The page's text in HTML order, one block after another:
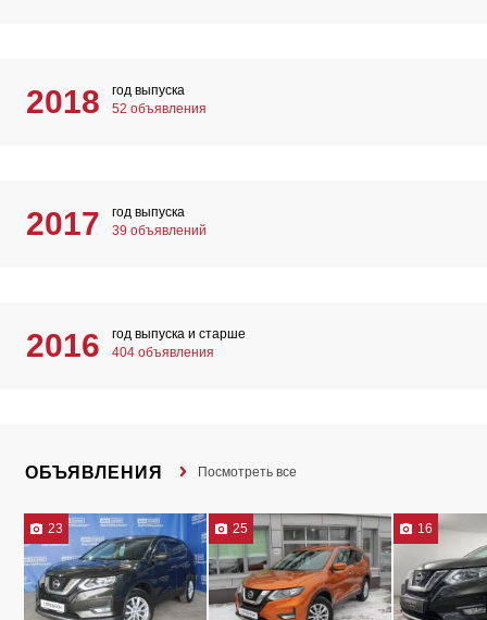
2018
год выпуска
52 объявления
2017
год выпуска
39 объявлений
2016
год выпуска и старше
404 объявления
ОБЪЯВЛЕНИЯ Посмотреть все
23 25 16